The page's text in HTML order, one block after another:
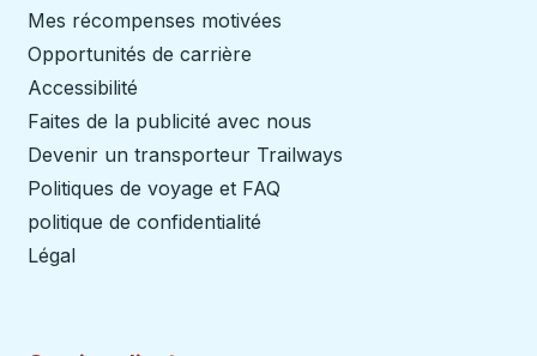
Mes récompenses motivées
Opportunités de carrière
Accessibilité
Faites de la publicité avec nous
Devenir un transporteur Trailways
Politiques de voyage et FAQ
politique de confidentialité
Légal